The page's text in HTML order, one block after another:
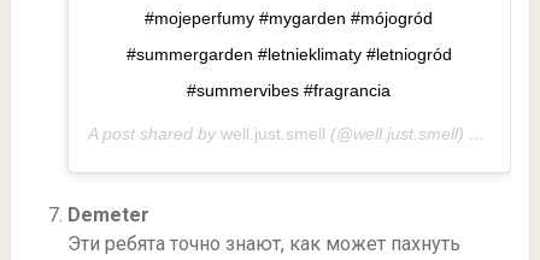
#mojeperfumy #mygarden #mójogród
#summergarden #letnieklimaty #letniogród
#summervibes #fragrancia
A post shared by well.just.smell (@well.just.smell) on
Demeter
Эти ребята точно знают, как может пахнуть